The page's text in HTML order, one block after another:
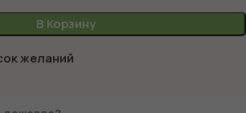
В Корзину
желаний